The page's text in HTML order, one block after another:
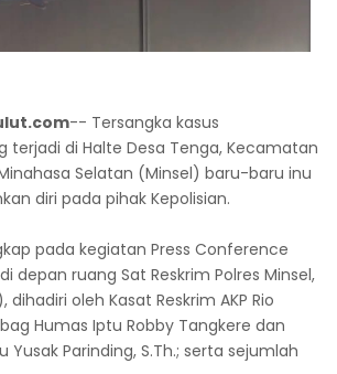
-- Tersangka kasus
terjadi di Halte Desa Tenga, Kecamatan
Selatan (Minsel) baru-baru inu
diri pada pihak Kepolisian.
pada kegiatan Press Conference
depan ruang Sat Reskrim Polres Minsel,
oleh Kasat Reskrim AKP Rio
Humas Iptu Robby Tangkere dan
Yusak Parinding, S.Th.; serta sejumlah